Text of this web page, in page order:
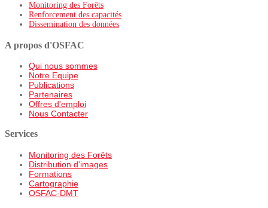
Monitoring des Forêts
Renforcement des capacités
Dissemination des données
A propos d'OSFAC
Qui nous sommes
Notre Equipe
Publications
Partenaires
Offres d'emploi
Nous Contacter
Services
Monitoring des Forêts
Distribution d'images
Formations
Cartographie
OSFAC-DMT